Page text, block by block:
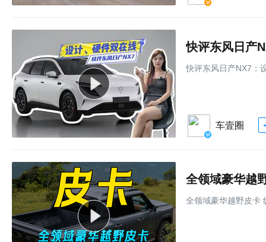
快评东风日产
快评东风日产NX7：
车壹圈
全领域豪华越
全领域豪华越野皮卡